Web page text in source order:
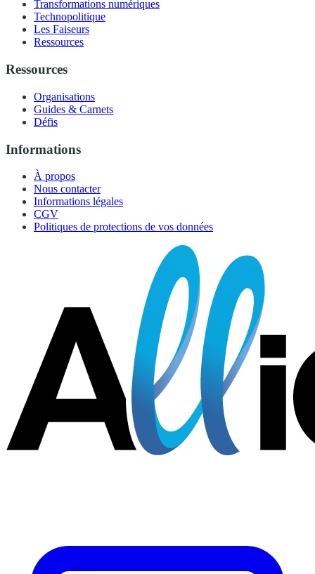
Transformations numériques
Technopolitique
Les Faiseurs
Ressources
Ressources
Organisations
Guides & Carnets
Défis
Informations
À propos
Nous contacter
Informations légales
CGV
Politiques de protections de vos données